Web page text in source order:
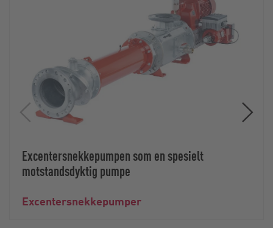
Excentersnekkepumpen som en spesielt
motstandsdyktig pumpe
Excentersnekkepumper